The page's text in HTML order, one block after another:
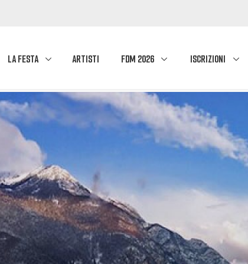
LA FESTA ARTISTI FDM 2026 ISCRIZIONI